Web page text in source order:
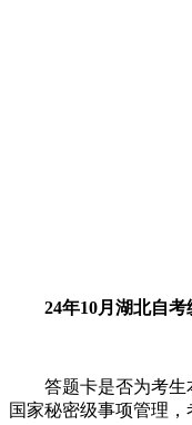
24年10月湖北自
答题卡是否为考生本
国家秘密级事项管理，